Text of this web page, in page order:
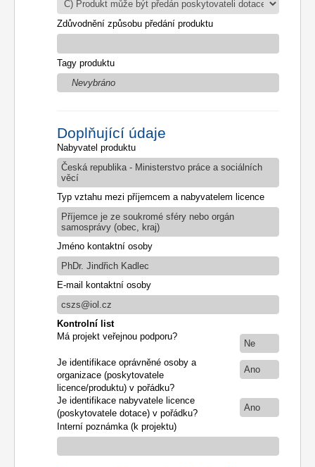
Zdůvodnění způsobu předání produktu
Tagy produktu
Nevybráno
Doplňující údaje
Nabyvatel produktu
Česká republika - Ministerstvo práce a sociálních
věcí
Typ vztahu mezi příjemcem a nabyvatelem licence
Příjemce je ze soukromé sféry nebo orgán
samosprávy (obec, kraj)
Jméno kontaktní osoby
PhDr. Jindřich Kadlec
E-mail kontaktní osoby
cszs@iol.cz
Kontrolní list
Má projekt veřejnou podporu?
Ne
Je identifikace oprávněné osoby a
organizace (poskytovatele
licence/produktu) v pořádku?
Ano
Je identifikace nabyvatele licence
(poskytovatele dotace) v pořádku?
Ano
Interní poznámka (k projektu)